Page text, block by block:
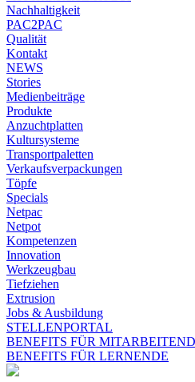
Nachhaltigkeit
PAC2PAC
Qualität
Kontakt
NEWS
Stories
Medienbeiträge
Produkte
Anzuchtplatten
Kultursysteme
Transportpaletten
Verkaufsverpackungen
Töpfe
Specials
Netpac
Netpot
Kompetenzen
Innovation
Werkzeugbau
Tiefziehen
Extrusion
Jobs & Ausbildung
STELLENPORTAL
BENEFITS FÜR
BENEFITS FÜR LERNENDE